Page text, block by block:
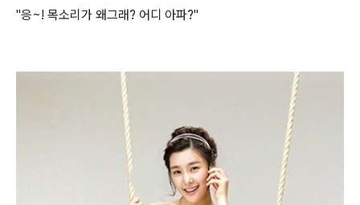
"응~! 목소리가 왜그래? 어디 아파?"